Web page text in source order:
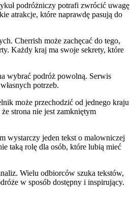
podróżniczy potrafi zwrócić uwagę
atrakcje, które naprawdę pasują do
Cherrish może zachęcać do tego,
Każdy kraj ma swoje sekrety, które
wybrać podróż powolną. Serwis
potrzeb.
może przechodzić od jednego kraju
strona nie jest zamkniętym
wystarczy jeden tekst o malowniczej
taką rolę dla osób, które lubią mieć
Wielu odbiorców szuka tekstów,
w sposób dostępny i inspirujący.